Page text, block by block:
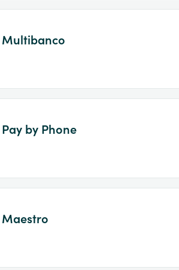
Multibanco
Pay by Phone
Maestro